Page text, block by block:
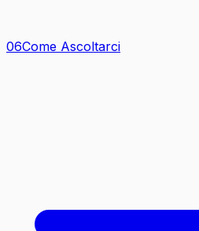
06Come Ascoltarci